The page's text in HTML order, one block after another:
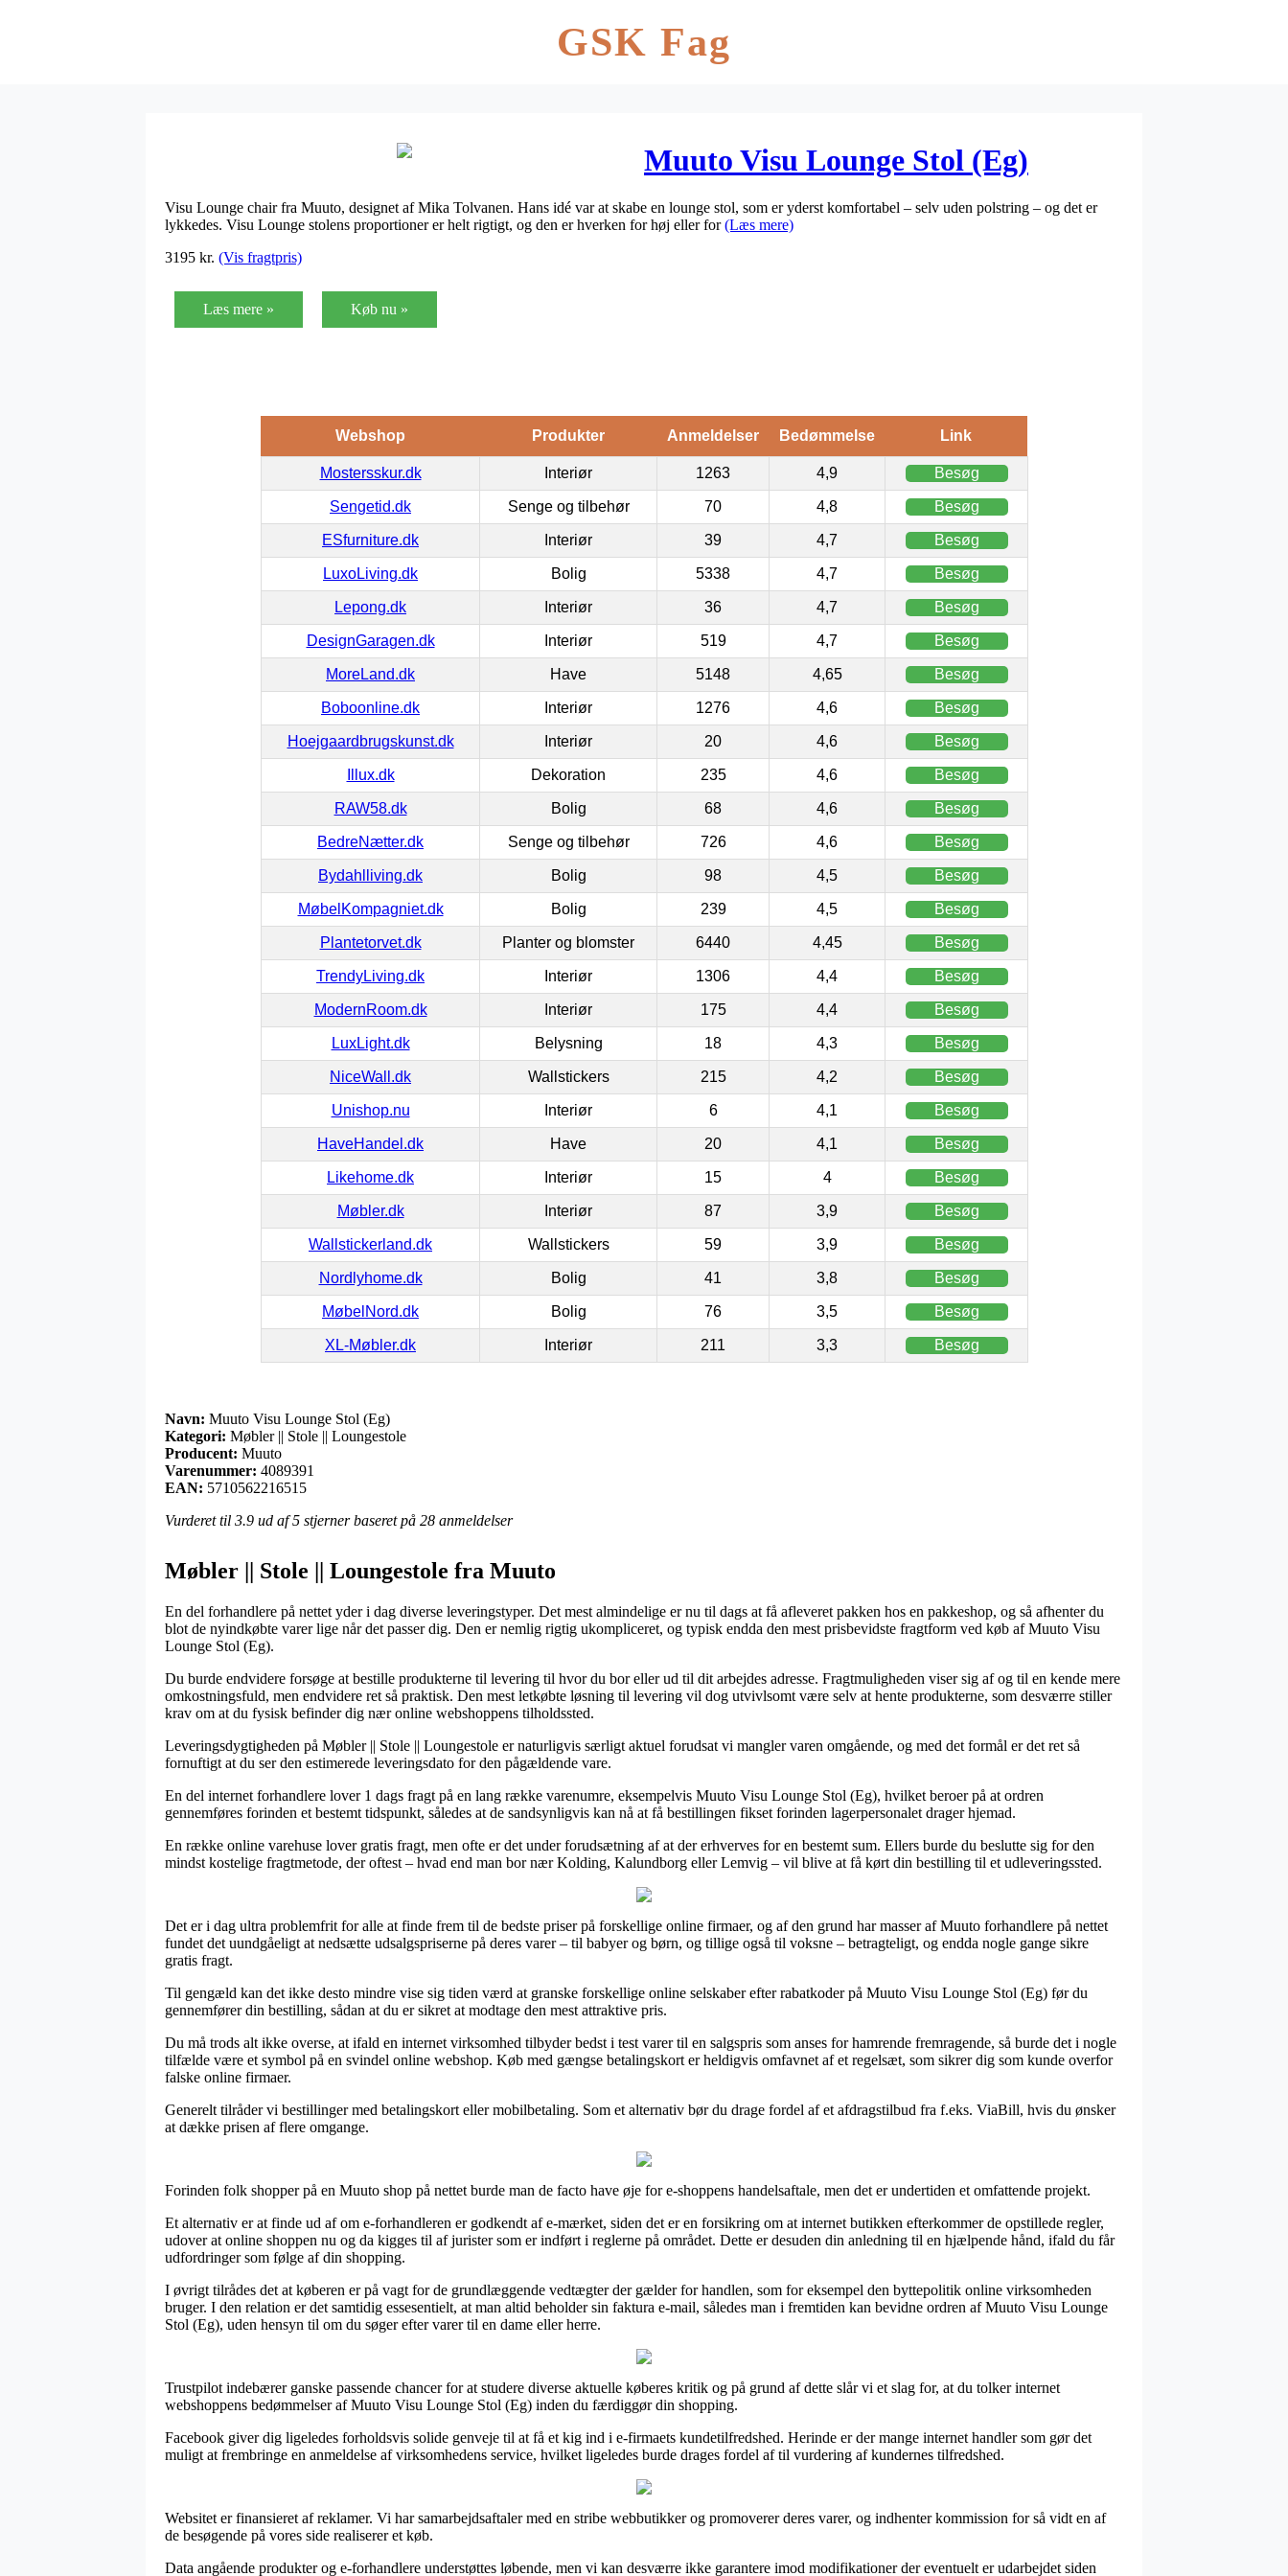
GSK Fag
Muuto Visu Lounge Stol (Eg)
Visu Lounge chair fra Muuto, designet af Mika Tolvanen. Hans idé var at skabe en lounge stol, som er yderst komfortabel – selv uden polstring – og det er
lykkedes. Visu Lounge stolens proportioner er helt rigtigt, og den er hverken for høj eller for(Læs mere)
3195 kr. (Vis fragtpris)
Læs mere » Køb nu »
Webshop Produkter Anmeldelser Bedømmelse Link
Mostersskur.dk Interiør 1263 4,9 Besøg
Sengetid.dk Senge og tilbehør 70 4,8 Besøg
ESfurniture.dk Interiør 39 4,7 Besøg
LuxoLiving.dk Bolig 5338 4,7 Besøg
Lepong.dk Interiør 36 4,7 Besøg
DesignGaragen.dk Interiør 519 4,7 Besøg
MoreLand.dk Have 5148 4,65 Besøg
Boboonline.dk Interiør 1276 4,6 Besøg
Hoejgaardbrugskunst.dk Interiør 20 4,6 Besøg
Illux.dk Dekoration 235 4,6 Besøg
RAW58.dk Bolig 68 4,6 Besøg
BedreNætter.dk Senge og tilbehør 726 4,6 Besøg
Bydahlliving.dk Bolig 98 4,5 Besøg
MøbelKompagniet.dk Bolig 239 4,5 Besøg
Plantetorvet.dk Planter og blomster 6440 4,45 Besøg
TrendyLiving.dk Interiør 1306 4,4 Besøg
ModernRoom.dk Interiør 175 4,4 Besøg
LuxLight.dk Belysning 18 4,3 Besøg
NiceWall.dk Wallstickers 215 4,2 Besøg
Unishop.nu Interiør 6 4,1 Besøg
HaveHandel.dk Have 20 4,1 Besøg
Likehome.dk Interiør 15 4 Besøg
Møbler.dk Interiør 87 3,9 Besøg
Wallstickerland.dk Wallstickers 59 3,9 Besøg
Nordlyhome.dk Bolig 41 3,8 Besøg
MøbelNord.dk Bolig 76 3,5 Besøg
XL-Møbler.dk Interiør 211 3,3 Besøg
Navn: Muuto Visu Lounge Stol (Eg)
Kategori: Møbler || Stole || Loungestole
Producent: Muuto
Varenummer: 4089391
EAN: 5710562216515
Vurderet til 3.9 ud af 5 stjerner baseret på 28 anmeldelser
Møbler || Stole || Loungestole fra Muuto
En del forhandlere på nettet yder i dag diverse leveringstyper. Det mest almindelige er nu til dags at få afleveret pakken hos en pakkeshop, og så afhenter du
blot de nyindkøbte varer lige når det passer dig. Den er nemlig rigtig ukompliceret, og typisk endda den mest prisbevidste fragtform ved køb af Muuto Visu
Lounge Stol (Eg).
Du burde endvidere forsøge at bestille produkterne til levering til hvor du bor eller ud til dit arbejdes adresse. Fragtmuligheden viser sig af og til en kende mere
omkostningsfuld, men endvidere ret så praktisk. Den mest letkøbte løsning til levering vil dog utvivlsomt være selv at hente produkterne, som desværre stiller
krav om at du fysisk befinder dig nær online webshoppens tilholdssted.
Leveringsdygtigheden på Møbler || Stole || Loungestole er naturligvis særligt aktuel forudsat vi mangler varen omgående, og med det formål er det ret så
fornuftigt at du ser den estimerede leveringsdato for den pågældende vare.
En del internet forhandlere lover 1 dags fragt på en lang række varenumre, eksempelvis Muuto Visu Lounge Stol (Eg), hvilket beroer på at ordren
gennemføres forinden et bestemt tidspunkt, således at de sandsynligvis kan nå at få bestillingen fikset forinden lagerpersonalet drager hjemad.
En række online varehuse lover gratis fragt, men ofte er det under forudsætning af at der erhverves for en bestemt sum. Ellers burde du beslutte sig for den
mindst kostelige fragtmetode, der oftest – hvad end man bor nær Kolding, Kalundborg eller Lemvig – vil blive at få kørt din bestilling til et udleveringssted.
Det er i dag ultra problemfrit for alle at finde frem til de bedste priser på forskellige online firmaer, og af den grund har masser af Muuto forhandlere på nettet
fundet det uundgåeligt at nedsætte udsalgspriserne på deres varer – til babyer og børn, og tillige også til voksne – betragteligt, og endda nogle gange sikre
gratis fragt.
Til gengæld kan det ikke desto mindre vise sig tiden værd at granske forskellige online selskaber efter rabatkoder på Muuto Visu Lounge Stol (Eg) før du
gennemfører din bestilling, sådan at du er sikret at modtage den mest attraktive pris.
Du må trods alt ikke overse, at ifald en internet virksomhed tilbyder bedst i test varer til en salgspris som anses for hamrende fremragende, så burde det i nogle
tilfælde være et symbol på en svindel online webshop. Køb med gængse betalingskort er heldigvis omfavnet af et regelsæt, som sikrer dig som kunde overfor
falske online firmaer.
Generelt tilråder vi bestillinger med betalingskort eller mobilbetaling. Som et alternativ bør du drage fordel af et afdragstilbud fra f.eks. ViaBill, hvis du ønsker
at dække prisen af flere omgange.
Forinden folk shopper på en Muuto shop på nettet burde man de facto have øje for e-shoppens handelsaftale, men det er undertiden et omfattende projekt.
Et alternativ er at finde ud af om e-forhandleren er godkendt af e-mærket, siden det er en forsikring om at internet butikken efterkommer de opstillede regler,
udover at online shoppen nu og da kigges til af jurister som er indført i reglerne på området. Dette er desuden din anledning til en hjælpende hånd, ifald du får
udfordringer som følge af din shopping.
I øvrigt tilrådes det at køberen er på vagt for de grundlæggende vedtægter der gælder for handlen, som for eksempel den byttepolitik online virksomheden
bruger. I den relation er det samtidig essesentielt, at man altid beholder sin faktura e-mail, således man i fremtiden kan bevidne ordren af Muuto Visu Lounge
Stol (Eg), uden hensyn til om du søger efter varer til en dame eller herre.
Trustpilot indebærer ganske passende chancer for at studere diverse aktuelle køberes kritik og på grund af dette slår vi et slag for, at du tolker internet
webshoppens bedømmelser af Muuto Visu Lounge Stol (Eg) inden du færdiggør din shopping.
Facebook giver dig ligeledes forholdsvis solide genveje til at få et kig ind i e-firmaets kundetilfredshed. Herinde er der mange internet handler som gør det
muligt at frembringe en anmeldelse af virksomhedens service, hvilket ligeledes burde drages fordel af til vurdering af kundernes tilfredshed.
Websitet er finansieret af reklamer. Vi har samarbejdsaftaler med en stribe webbutikker og promoverer deres varer, og indhenter kommission for så vidt en af
de besøgende på vores side realiserer et køb.
Data angående produkter og e-forhandlere understøttes løbende, men vi kan desværre ikke garantere imod modifikationer der eventuelt er udarbejdet siden